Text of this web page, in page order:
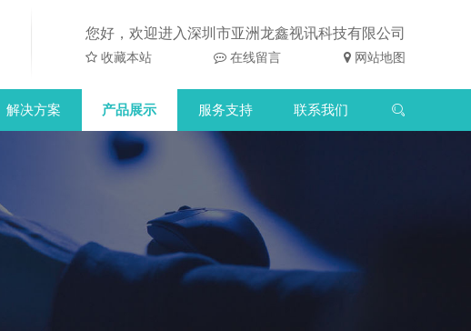
您好，欢迎进入深圳市亚洲龙鑫视讯科技有限公司
收藏本站 在线留言 网站地图
解决方案 产品展示 服务支持 联系我们